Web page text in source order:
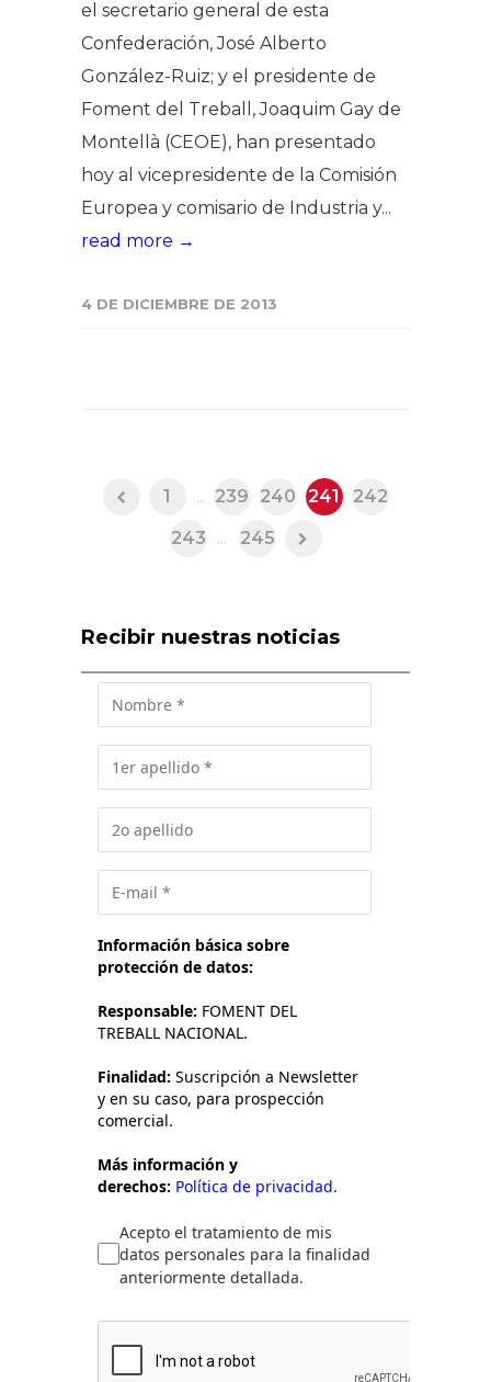
el secretario general de esta
Confederación, José Alberto
González-Ruiz; y el presidente de
Foment del Treball, Joaquim Gay de
Montellà (CEOE), han presentado
hoy al vicepresidente de la Comisión
Europea y comisario de Industria y...
read more →
4 DE DICIEMBRE DE 2013
1 ... 239 240 241
242
243
... 245
Recibir nuestras noticias
Información básica sobre
protección de datos:
Responsable: FOMENT DEL
TREBALL NACIONAL.
Finalidad: Suscripción a Newsletter
y en su caso, para prospección
comercial.
Más información y
derechos: Política de privacidad.
Acepto el tratamiento de mis
datos personales para la finalidad
anteriormente detallada.